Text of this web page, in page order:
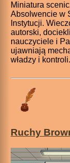
Miniatura
Absolwencie w
Instytucji.
autorski,
nauczyciele i
ujawniają
władzy i kontroli.
Ruchy